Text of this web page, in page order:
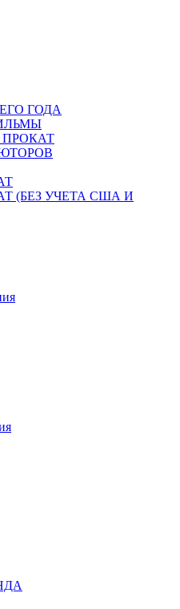
ГОДА
(БЕЗ УЧЕТА США И